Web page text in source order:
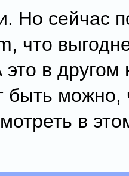
Но сейчас
что
в другом
можно,
в